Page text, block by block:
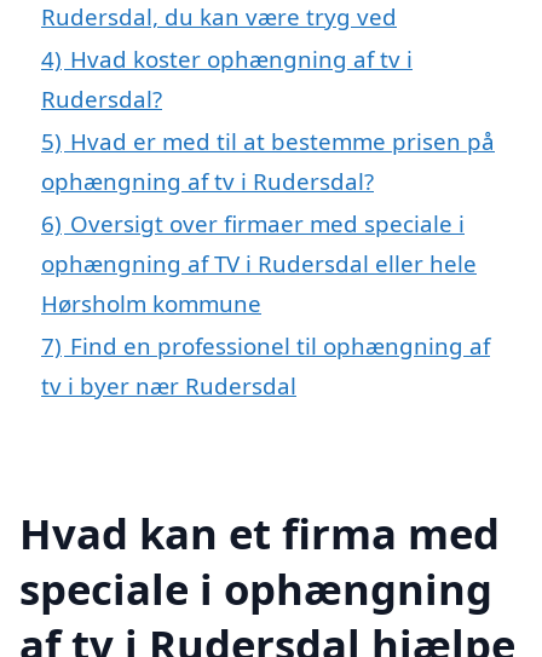
Rudersdal, du kan være tryg ved
4) Hvad koster ophængning af tv i
Rudersdal?
5) Hvad er med til at bestemme prisen på
ophængning af tv i Rudersdal?
6) Oversigt over firmaer med speciale i
ophængning af TV i Rudersdal eller hele
Hørsholm kommune
7) Find en professionel til ophængning af
tv i byer nær Rudersdal
Hvad kan et firma med
speciale i ophængning
af tv i Rudersdal hjælpe